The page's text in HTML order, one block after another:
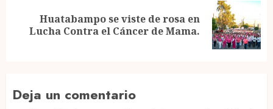
post:
Huatabampo se viste de rosa en
Lucha Contra el Cáncer de Mama.
Deja un comentario